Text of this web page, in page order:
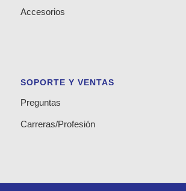
Accesorios
SOPORTE Y VENTAS
Preguntas
Carreras/Profesión